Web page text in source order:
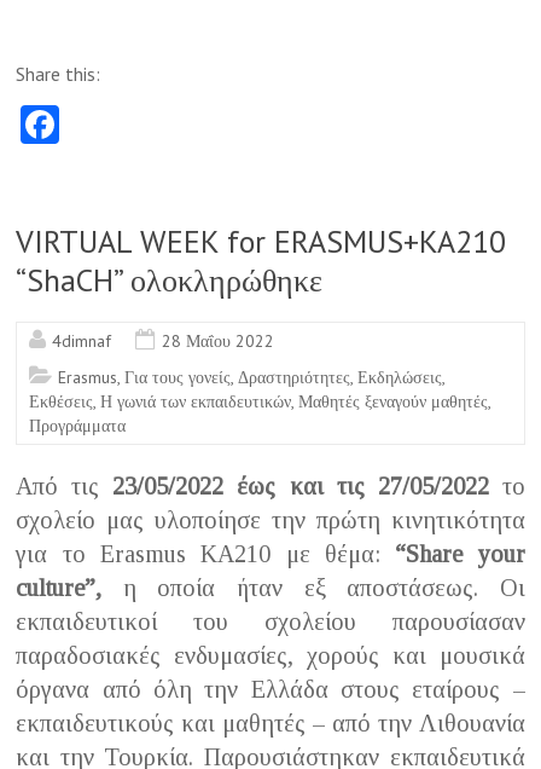
Share this:
o
o
VIRTUAL WEEK for ERASMUS+KA210
“ShaCH” ολοκληρώθηκε
4dimnaf
28 Μαΐου 2022
Erasmus,Για τους γονείς,Δραστηριότητες,Εκδηλώσεις,
Εκθέσεις,Η γωνιά των εκπαιδευτικών,Μαθητές ξεναγούν μαθητές,
Προγράμματα
Από τις 23/05/2022 έως και τις 27/05/2022το
σχολείο μας υλοποίησε την πρώτη κινητικότητα
για το Erasmus KA210 με θέμα: “Share your
culture”, η οποία ήταν εξ αποστάσεως. Οι
εκπαιδευτικοί του σχολείου παρουσίασαν
παραδοσιακές ενδυμασίες, χορούς και μουσικά
όργανα από όλη την Ελλάδα στους εταίρους –
εκπαιδευτικούς και μαθητές – από την Λιθουανία
και την Τουρκία. Παρουσιάστηκαν εκπαιδευτικά